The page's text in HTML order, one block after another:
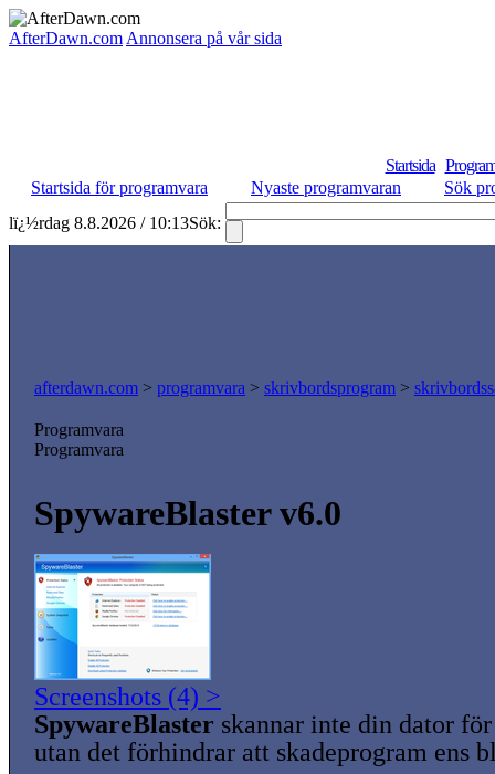
AfterDawn.com Annonsera på vår sida
Startsida
Startsida för programvara
Nyaste programvaran
Sök
lï¿½rdag 8.8.2026 / 10:13Sök:
afterdawn.com > programvara > skrivbordsprogram >
Programvara
Programvara
SpywareBlaster v6.0
Screenshots (4) >
SpywareBlaster skannar inte din dator
utan det förhindrar att skadeprogram ens